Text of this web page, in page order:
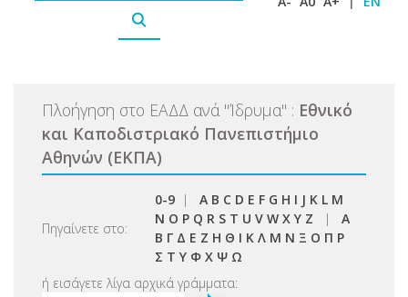
Πλοήγηση στο ΕΑΔΔ ανά "Ίδρυμα" : Εθνικό
και Καποδιστριακό Πανεπιστήμιο
Αθηνών (ΕΚΠΑ)
Πηγαίνετε στο:
0-9 | A B C D E F G H I J K L M
N O P Q R S T U V W X Y Z | Α
Β Γ Δ Ε Ζ Η Θ Ι Κ Λ Μ Ν Ξ Ο Π Ρ
Σ Τ Υ Φ Χ Ψ Ω
ή εισάγετε λίγα αρχικά γράμματα: